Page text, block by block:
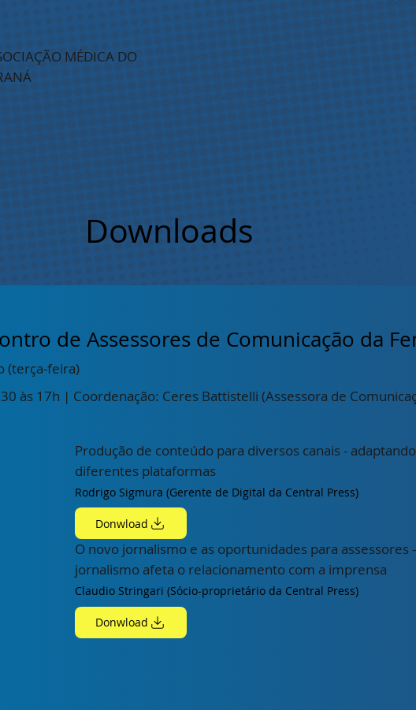
MÉDICA DO
Downloads
de Assessores de Comunicação da
às 17h | Coordenação: Ceres Battistelli (Assessora de
(terça-feira)
Produção de conteúdo para diversos canais -
diferentes plataformas
Rodrigo Sigmura (Gerente de Digital da Central Press)
Donwload
O novo jornalismo e as oportunidades para assessores
jornalismo afeta o relacionamento com a imprensa
Claudio Stringari (Sócio-proprietário da Central Press)
Donwload